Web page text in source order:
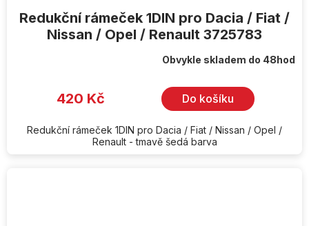
Redukční rámeček 1DIN pro Dacia / Fiat /
Nissan / Opel / Renault 3725783
Obvykle skladem do 48hod
420 Kč Do košíku
Redukční rámeček 1DIN pro Dacia / Fiat / Nissan / Opel /
Renault - tmavě šedá barva